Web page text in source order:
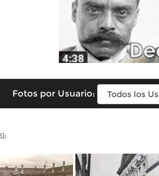
Fotos por Usuario: